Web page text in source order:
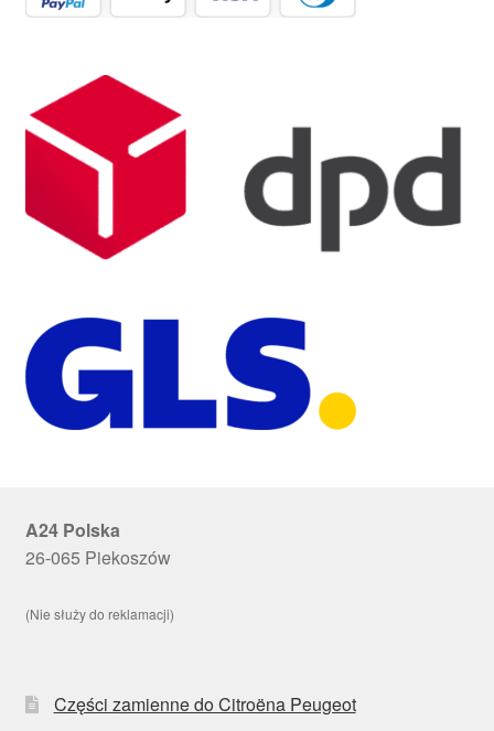
A24 Polska
26-065 Piekoszów
(Nie służy do reklamacji)
Części zamienne do Citroëna Peugeot